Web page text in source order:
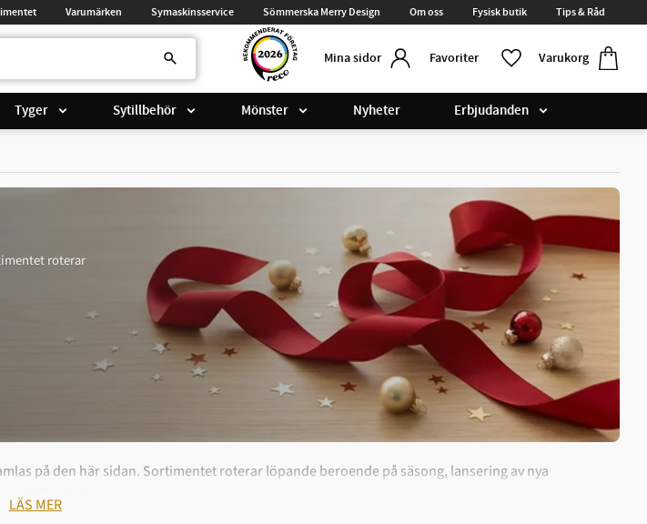
Varumärken Symaskinsservice Sömmerska Merry Design Om oss Fysisk butik Tips & Råd
Mina sidor Favoriter Varukorg
Favoriter
Tyger Sytillbehör Mönster Nyheter Erbjudanden
roterar
på den här sidan. Sortimentet roterar löpande beroende på säsong, lansering av nya
ändras.
LÄS MER